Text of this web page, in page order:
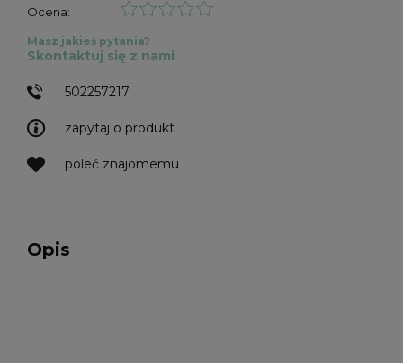
Ocena:
zapytaj o produkt
poleć znajomemu
Masz jakieś pytania?
Skontaktuj się z nami
502257217
Opis